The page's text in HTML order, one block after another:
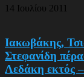
14 Ιουλίου 2011
Ιακωβάκης,
Στεφανίδη
Λεδάκη εκτός